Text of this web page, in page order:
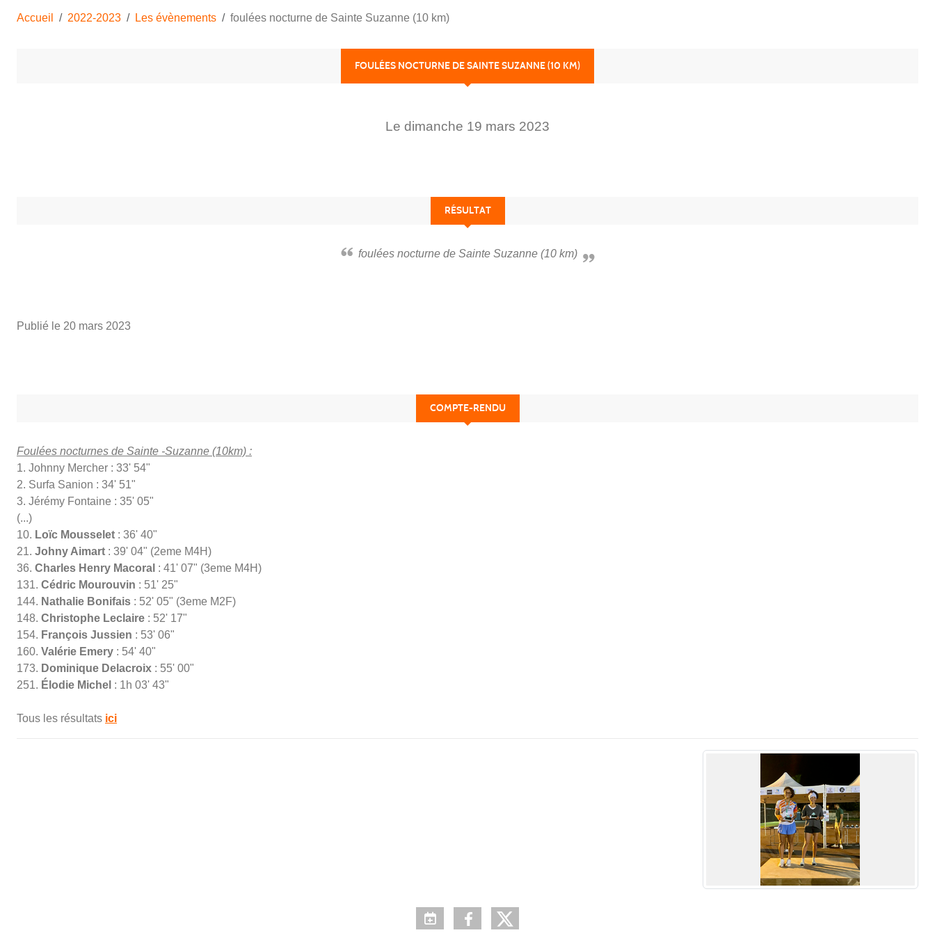
Accueil 2022-2023 Les évènements foulées nocturne de Sainte Suzanne (10 km)
FOULÉES NOCTURNE DE SAINTE SUZANNE (10 KM)
Le dimanche 19 mars 2023
RÉSULTAT
foulées nocturne de Sainte Suzanne (10 km)
Publié le 20 mars 2023
COMPTE-RENDU
Foulées nocturnes de Sainte -Suzanne (10km) :
1. Johnny Mercher : 33' 54"
2. Surfa Sanion : 34' 51"
3. Jérémy Fontaine : 35' 05"
(...)
10. Loïc Mousselet : 36' 40"
21. Johny Aimart : 39' 04" (2eme M4H)
36. Charles Henry Macoral : 41' 07" (3eme M4H)
131. Cédric Mourouvin : 51' 25"
144. Nathalie Bonifais : 52' 05" (3eme M2F)
148. Christophe Leclaire : 52' 17"
154. François Jussien : 53' 06"
160. Valérie Emery : 54' 40"
173. Dominique Delacroix : 55' 00"
251. Élodie Michel : 1h 03' 43"
Tous les résultats ici